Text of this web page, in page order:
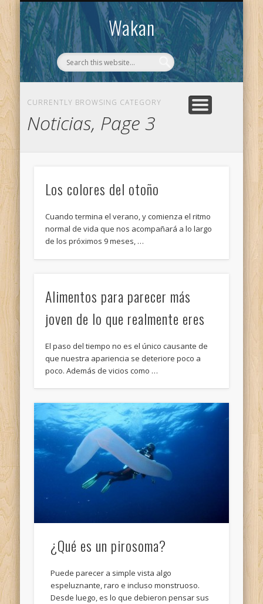
Wakan
WAKAN
CONTACTO
CURRENTLY BROWSING CATEGORY
Noticias, Page 3
Los colores del otoño
Cuando termina el verano, y comienza el ritmo
normal de vida que nos acompañará a lo largo
de los próximos 9 meses, …
Alimentos para parecer más
joven de lo que realmente eres
El paso del tiempo no es el único causante de
que nuestra apariencia se deteriore poco a
poco. Además de vicios como …
¿Qué es un pirosoma?
Puede parecer a simple vista algo
espeluznante, raro e incluso monstruoso.
Desde luego, es lo que debieron pensar sus